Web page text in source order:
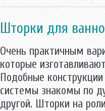
Шторки для
Очень практичным
которые
Подобные
системы знакомы по
другой. Шторки на